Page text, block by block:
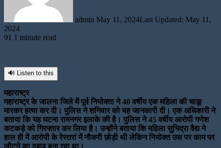
admin May 11, 2024Last Updated: May 11,
2024
91 1 minute read
🔊 Listen to this
महाराष्ट्र
महाराष्ट्र के जालना जिले में पूर्व नियोक्ता ने 40 वर्षीय एक महिला की चाकू
मारकर हत्या कर दी। पुलिस ने शनिवार को यह जानकारी दी। एक अधिकारी ने
बताया कि यह घटना रामनगर इलाके की है। पुलिस ने 45 वर्षीय आरोपी गणेश
कटकड़े को गिरफ्तार कर लिया है। उन्होंने बताया कि महिला सुभिद्रा वैद्य ने
हाल ही में आरोपी के रेस्तरां में नौकरी छोड़ी थी लेकिन नियोक्त उस पर काम पर